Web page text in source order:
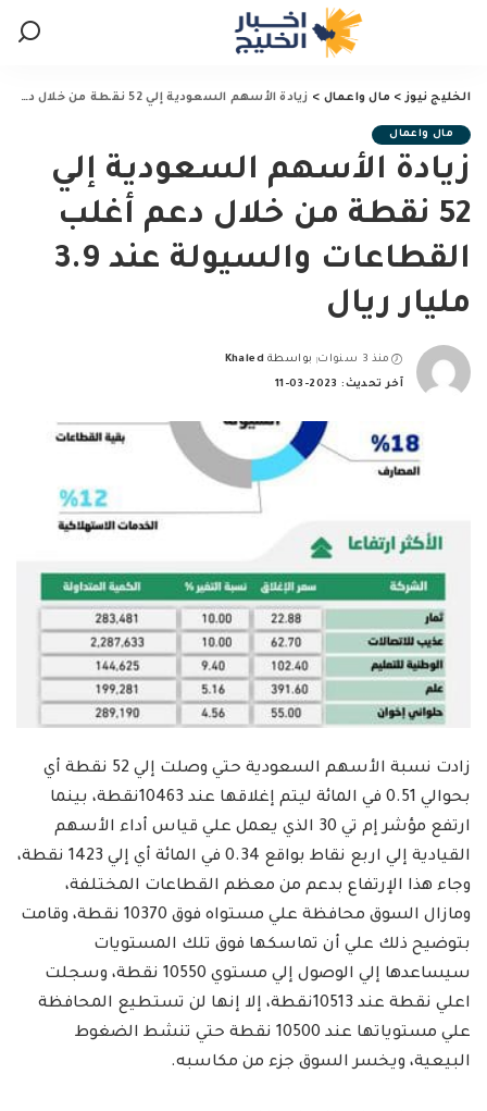
الخليج نيوز> مال واعمال > زيادة الأسهم السعودية إلي 52 نقطة من خلال دعم أغلب القطاعات والسيولة عند 3.9 مليار ريال
مال واعمال
زيادة الأسهم السعودية إلي
52 نقطة من خلال دعم أغلب
القطاعات والسيولة عند 3.9
مليار ريال
منذ 3 سنوات
Posted
by
بواسطة Khaled
آخر تحديث: 2023-03-11
زادت نسبة الأسهم السعودية حتي وصلت إلي 52 نقطة أي
بحوالي 0.51 في المائة ليتم إغلاقها عند 10463نقطة، بينما
ارتفع مؤشر إم تي 30 الذي يعمل علي قياس أداء الأسهم
القيادية إلي اربع نقاط بواقع 0.34 في المائة أي إلي 1423 نقطة،
وجاء هذا الإرتفاع بدعم من معظم القطاعات المختلفة،
ومازال السوق محافظة علي مستواه فوق 10370 نقطة، وقامت
بتوضيح ذلك علي أن تماسكها فوق تلك المستويات
سيساعدها إلي الوصول إلي مستوي 10550 نقطة، وسجلت
اعلي نقطة عند 10513نقطة، إلا إنها لن تستطيع المحافظة
علي مستوياتها عند 10500 نقطة حتي تنشط الضغوط
البيعية، ويخسر السوق جزء من مكاسبه.